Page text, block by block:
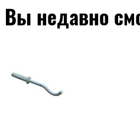
Вы недавно